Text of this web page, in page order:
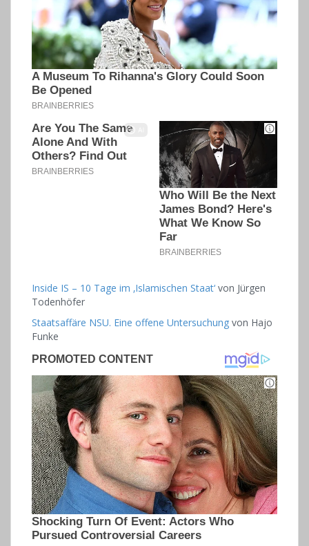
Inside IS – 10 Tage im ‚Islamischen Staat‘ von Jürgen
Todenhöfer
Staatsaffäre NSU. Eine offene Untersuchung von Hajo
Funke